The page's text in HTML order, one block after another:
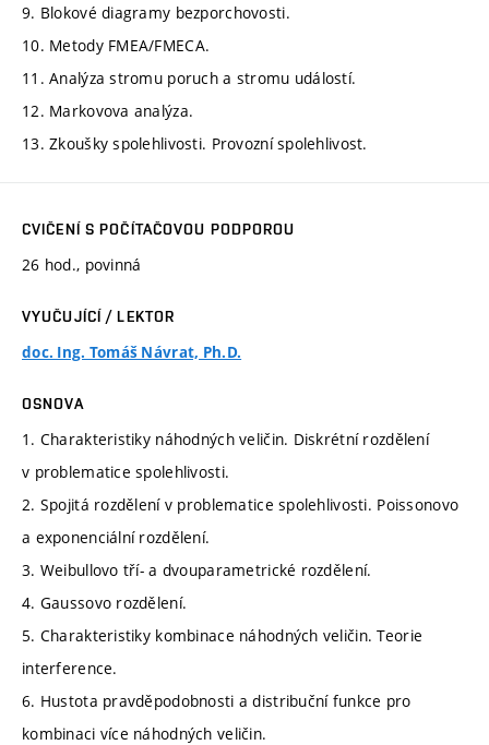
9. Blokové diagramy bezporchovosti.
10. Metody FMEA/FMECA.
11. Analýza stromu poruch a stromu událostí.
12. Markovova analýza.
13. Zkoušky spolehlivosti. Provozní spolehlivost.
CVIČENÍ S POČÍTAČOVOU PODPOROU
26 hod., povinná
VYUČUJÍCÍ / LEKTOR
doc. Ing. Tomáš Návrat, Ph.D.
OSNOVA
1. Charakteristiky náhodných veličin. Diskrétní rozdělení
v problematice spolehlivosti.
2. Spojitá rozdělení v problematice spolehlivosti. Poissonovo
a exponenciální rozdělení.
3. Weibullovo tří- a dvouparametrické rozdělení.
4. Gaussovo rozdělení.
5. Charakteristiky kombinace náhodných veličin. Teorie
interference.
6. Hustota pravděpodobnosti a distribuční funkce pro
kombinaci více náhodných veličin.